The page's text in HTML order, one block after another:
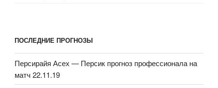
ПОСЛЕДНИЕ ПРОГНОЗЫ
Персирайя Асех — Персик прогноз профессионала на
матч 22.11.19